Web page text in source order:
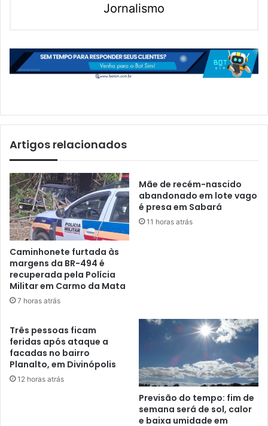
Jornalismo
Artigos relacionados
Caminhonete furtada às
margens da BR-494 é
recuperada pela Polícia
Militar em Carmo da Mata
7 horas atrás
Mãe de recém-nascido
abandonado em lote vago
é presa em Sabará
11 horas atrás
Três pessoas ficam
feridas após ataque a
facadas no bairro
Planalto, em Divinópolis
12 horas atrás
Previsão do tempo: fim de
semana será de sol, calor
e baixa umidade em